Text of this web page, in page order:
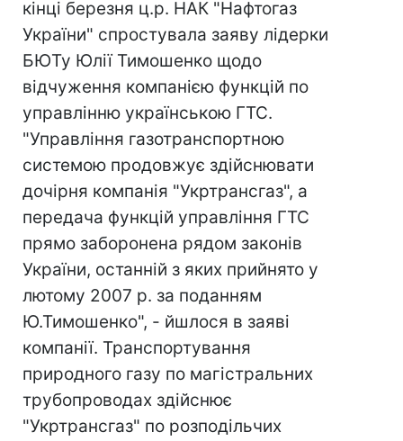
кінці березня ц.р. НАК "Нафтогаз
України" спростувала заяву лідерки
БЮТу Юлії Тимошенко щодо
відчуження компанією функцій по
управлінню українською ГТС.
"Управління газотранспортною
системою продовжує здійснювати
дочірня компанія "Укртрансгаз", а
передача функцій управління ГТС
прямо заборонена рядом законів
України, останній з яких прийнято у
лютому 2007 р. за поданням
Ю.Тимошенко", - йшлося в заяві
компанії. Транспортування
природного газу по магістральних
трубопроводах здійснює
"Укртрансгаз" по розподільчих